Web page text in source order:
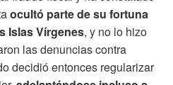
ocultó parte de su fortuna
Islas Vírgenes, y no lo hizo
las denuncias contra
decidió entonces regularizar